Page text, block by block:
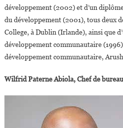
développement (2002) et d’un
du développement (2001), tous deux
College, à Dublin (Irlande), ainsi que
développement communautaire
développement communautaire,
Wilfrid Paterne Abiola, Chef de